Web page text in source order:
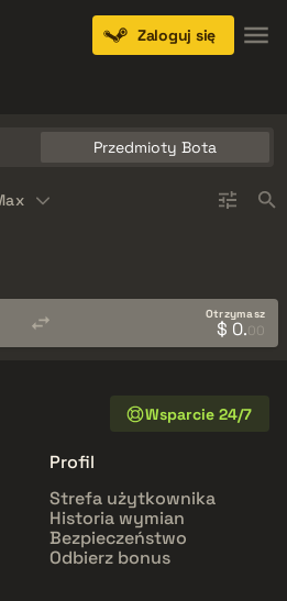
Zaloguj się
Przedmioty Bota
Otrzymasz
$ 0.00
Wsparcie 24/7
Profil
Strefa użytkownika
Historia wymian
Bezpieczeństwo
Odbierz bonus